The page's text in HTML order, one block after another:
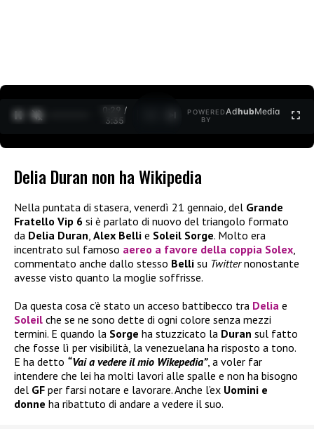
0:30 /
3:35
POWERED
BY
AdhubMedia
Delia Duran non ha Wikipedia
Nella puntata di stasera, venerdì 21 gennaio, del Grande
Fratello Vip 6 si è parlato di nuovo del triangolo formato
da Delia Duran, Alex Belli e Soleil Sorge. Molto era
incentrato sul famoso aereo a favore della coppia Solex,
commentato anche dallo stesso Belli su Twitternonostante
avesse visto quanto la moglie soffrisse.
Da questa cosa c’è stato un acceso battibecco tra Delia e
Soleil che se ne sono dette di ogni colore senza mezzi
termini. E quando la Sorge ha stuzzicato la Duran sul fatto
che fosse lì per visibilità, la venezuelana ha risposto a tono.
E ha detto “Vai a vedere il mio Wikepedia”, a voler far
intendere che lei ha molti lavori alle spalle e non ha bisogno
del GF per farsi notare e lavorare. Anche l’ex Uomini e
donne ha ribattuto di andare a vedere il suo.